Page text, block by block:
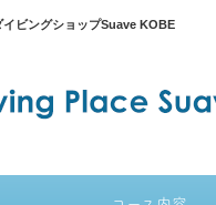
ビングショップSuave KOBE